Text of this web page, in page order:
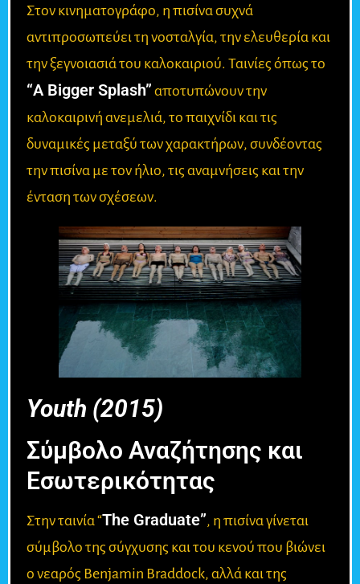
Στον κινηματογράφο, η πισίνα συχνά
αντιπροσωπεύει τη νοσταλγία, την ελευθερία και
την ξεγνοιασιά του καλοκαιριού. Ταινίες όπως το
“A Bigger Splash” αποτυπώνουν την
καλοκαιρινή ανεμελιά, το παιχνίδι και τις
δυναμικές μεταξύ των χαρακτήρων, συνδέοντας
την πισίνα με τον ήλιο, τις αναμνήσεις και την
ένταση των σχέσεων.
Youth (2015)
Σύμβολο Αναζήτησης και
Εσωτερικότητας
Στην ταινία “The Graduate”, η πισίνα γίνεται
σύμβολο της σύγχυσης και του κενού που βιώνει
ο νεαρός Benjamin Braddock, αλλά και της